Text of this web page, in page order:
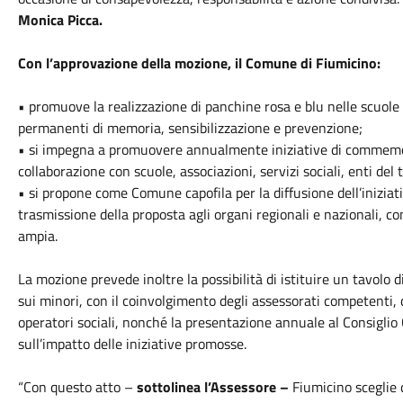
Monica Picca.
Con l’approvazione della mozione, il Comune di Fiumicino:
• promuove la realizzazione di panchine rosa e blu nelle
permanenti di memoria, sensibilizzazione e prevenzione;
• si impegna a promuovere annualmente iniziative di
collaborazione con scuole, associazioni, servizi sociali, enti
• si propone come Comune capofila per la diffusione
trasmissione della proposta agli organi regionali e nazionali,
ampia.
La mozione prevede inoltre la possibilità di istituire un tavolo
sui minori, con il coinvolgimento degli assessorati competenti,
operatori sociali, nonché la presentazione annuale al
sull’impatto delle iniziative promosse.
“Con questo atto – sottolinea l’Assessore – Fiumicino